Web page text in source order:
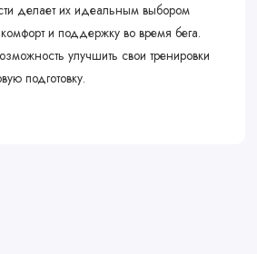
делает их идеальным выбором
и поддержку во время бега.
улучшить свои тренировки
подготовку.